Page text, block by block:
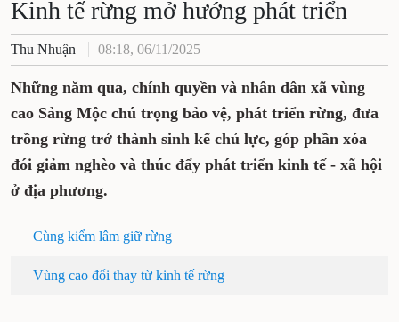
Kinh tế rừng mở hướng phát triển
Thu Nhuận 08:18, 06/11/2025
Những năm qua, chính quyền và nhân dân xã vùng
cao Sảng Mộc chú trọng bảo vệ, phát triển rừng, đưa
trồng rừng trở thành sinh kế chủ lực, góp phần xóa
đói giảm nghèo và thúc đẩy phát triển kinh tế - xã hội
ở địa phương.
Cùng kiểm lâm giữ rừng
Vùng cao đổi thay từ kinh tế rừng